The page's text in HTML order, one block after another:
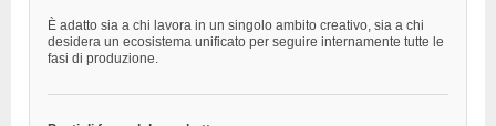
È adatto sia a chi lavora in un singolo ambito creativo, sia a chi
desidera un ecosistema unificato per seguire internamente tutte le
fasi di produzione.